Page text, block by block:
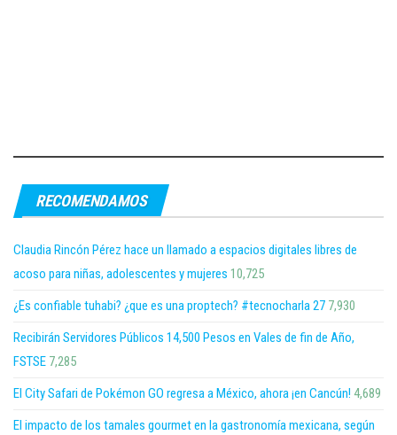
RECOMENDAMOS
Claudia Rincón Pérez hace un llamado a espacios digitales libres de
acoso para niñas, adolescentes y mujeres 10,725
¿Es confiable tuhabi? ¿que es una proptech? #tecnocharla 27 7,930
Recibirán Servidores Públicos 14,500 Pesos en Vales de fin de Año,
FSTSE 7,285
El City Safari de Pokémon GO regresa a México, ahora ¡en Cancún! 4,689
El impacto de los tamales gourmet en la gastronomía mexicana, según